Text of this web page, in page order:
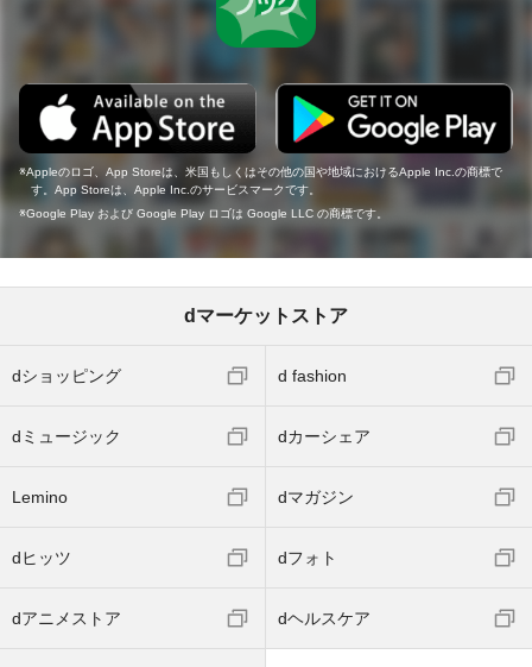
Appleのロゴ、App Storeは、米国もしくはその他の国や地域におけるApple Inc.の商標で
す。App Storeは、Apple Inc.のサービスマークです。
Google Play および Google Play ロゴは Google LLC の商標です。
dマーケットストア
dショッピング d fashion
dミュージック dカーシェア
Lemino dマガジン
dヒッツ dフォト
dアニメストア dヘルスケア